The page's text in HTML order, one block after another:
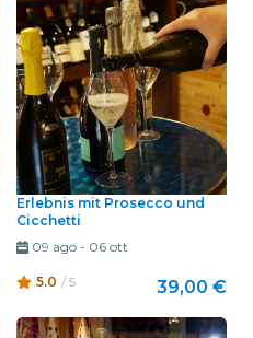
Erlebnis mit Prosecco und
Cicchetti
09 ago- 06 ott
5.0 / 5 39,00 €